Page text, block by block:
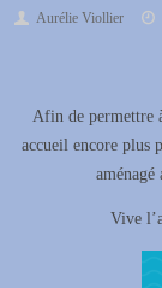
Aurélie Viollier
Afin de permettre
accueil encore plus
Vive